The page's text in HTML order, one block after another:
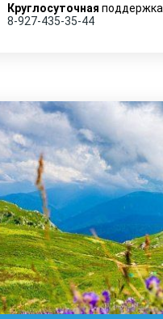
Круглосуточная поддержка
8-927-435-35-44